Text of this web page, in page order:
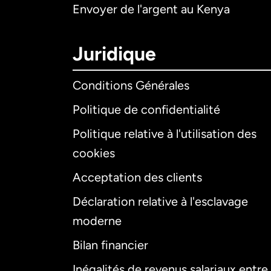
Envoyer de l'argent au Kenya
Juridique
Conditions Générales
Politique de confidentialité
Politique relative à l'utilisation des
cookies
Acceptation des clients
Déclaration relative à l'esclavage
moderne
Bilan financier